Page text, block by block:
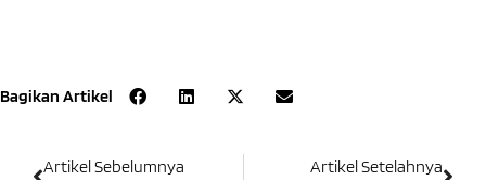
Bagikan Artikel
Artikel Sebelumnya Artikel Setelahnya